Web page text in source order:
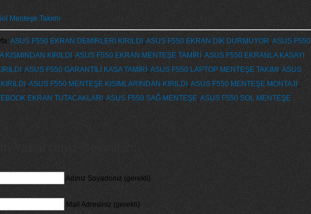
Menteşe Takımı
ASUS F550 EKRAN DEMİRLERİ KIRILDI , ASUS F550 EKRAN DİK DURMUYOR, ASUS F550
KISMINDAN KIRILDI , ASUS F550 EKRAN MENTEŞE TAMİRİ , ASUS F550 EKRANLA KASAYI
, ASUS F550 GARANTİLİ KASA TAMİRİ , ASUS F550 LAPTOP MENTEŞE TAKIMI , ASUS
, ASUS F550 MENTEŞE KISIMLARINDAN KIRILDI , ASUS F550 MENTEŞE MONTAJI ,
EKRAN TUTACAKLARI , ASUS F550 SAĞ MENTEŞE, ASUS F550 SOL MENTEŞE
Adınız Soyadonız (gerekli)
Mail Adresiniz (gerekli)